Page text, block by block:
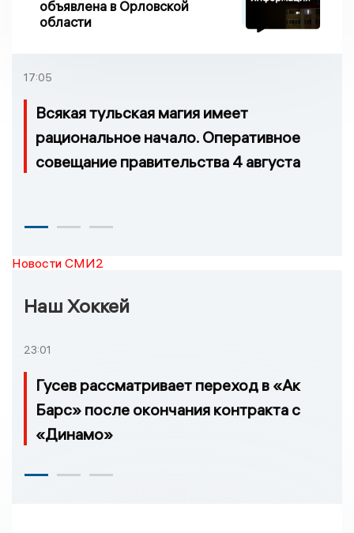
объявлена в Орловской
области
17:05
Всякая тульская магия имеет
рациональное начало. Оперативное
совещание правительства 4 августа
Новости СМИ2
Наш Хоккей
23:01
Гусев рассматривает переход в «Ак
Барс» после окончания контракта с
«Динамо»